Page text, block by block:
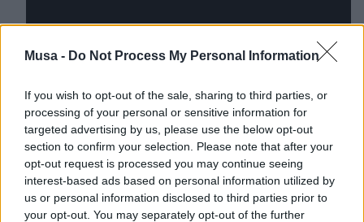
Musa - Do Not Process My Personal Information
If you wish to opt-out of the sale, sharing to third parties, or
processing of your personal or sensitive information for
targeted advertising by us, please use the below opt-out
section to confirm your selection. Please note that after your
opt-out request is processed you may continue seeing
interest-based ads based on personal information utilized by
us or personal information disclosed to third parties prior to
your opt-out. You may separately opt-out of the further